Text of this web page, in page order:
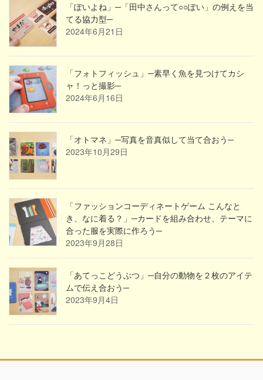
「ぽいよね」─「田中さんって○○ぽい」の例えを当
てる協力型─
2024年6月21日
「フォトフィッシュ」─素早く魚を見つけてカシ
ャ！っと撮影─
2024年6月16日
「オトマネ」─写真を音真似して当て合おう─
2023年10月29日
「ファッションコーディネートゲーム こんなと
き、なに着る？」─カードを組み合わせ、テーマに
合った服を実際に作ろう─
2023年9月28日
「あてっこどうぶつ」─自分の動物を２枚のアイテ
ムで伝え合おう─
2023年9月4日